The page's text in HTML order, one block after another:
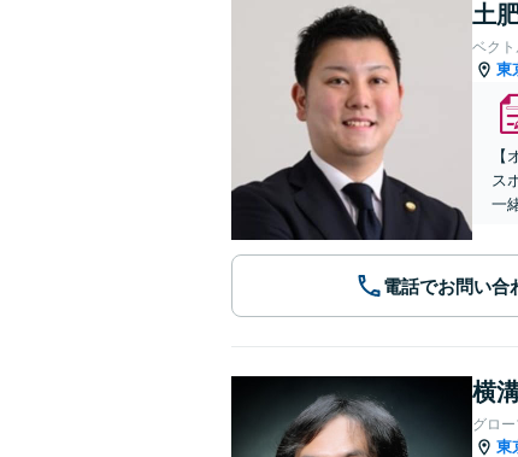
土
ベク
東
ス
一
電話でお問い合
横
グロ
東